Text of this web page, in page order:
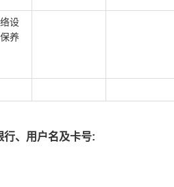
设
养
行、用户名及卡号: